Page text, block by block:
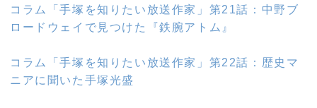
コラム「手塚を知りたい放送作家」第21話：中野ブ
ロードウェイで見つけた『鉄腕アトム』
コラム「手塚を知りたい放送作家」第22話：歴史マ
ニアに聞いた手塚光盛